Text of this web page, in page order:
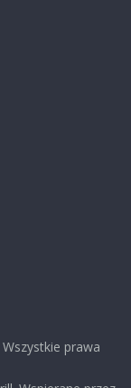
Wszystkie prawa